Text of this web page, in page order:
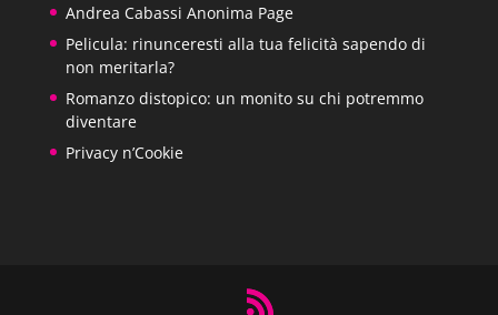
Andrea Cabassi Anonima Page
Pelicula: rinunceresti alla tua felicità sapendo di
non meritarla?
Romanzo distopico: un monito su chi potremmo
diventare
Privacy n’Cookie